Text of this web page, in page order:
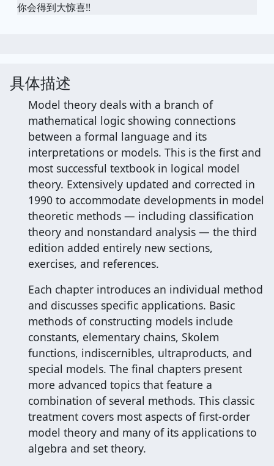
你会得到大惊喜!!
具体描述
Model theory deals with a branch of
mathematical logic showing connections
between a formal language and its
interpretations or models. This is the first and
most successful textbook in logical model
theory. Extensively updated and corrected in
1990 to accommodate developments in model
theoretic methods — including classification
theory and nonstandard analysis — the third
edition added entirely new sections,
exercises, and references.
Each chapter introduces an individual method
and discusses specific applications. Basic
methods of constructing models include
constants, elementary chains, Skolem
functions, indiscernibles, ultraproducts, and
special models. The final chapters present
more advanced topics that feature a
combination of several methods. This classic
treatment covers most aspects of first-order
model theory and many of its applications to
algebra and set theory.